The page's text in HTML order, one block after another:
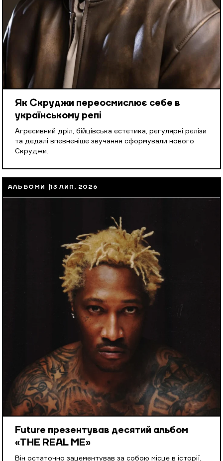
Як Скруджи переосмислює себе в
українському репі
Агресивний дріл, бійцівська естетика, регулярні релізи
та дедалі впевненіше звучання сформували нового
Скруджи.
АЛЬБОМИ 13 ЛИП, 2026
Future презентував десятий альбом
«THE REAL ME»
Він остаточно зацементував за собою місце в історії.